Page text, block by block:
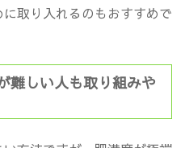
取り入れるのもおすすめで
難しい人も取り組みや